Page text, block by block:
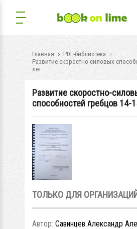
Главная
PDF-библиотека
Развитие скоростно-силовых
лет
Развитие скоростно-
способностей гребцов 14-
ТОЛЬКО ДЛЯ
Автор: Савинцев Александр